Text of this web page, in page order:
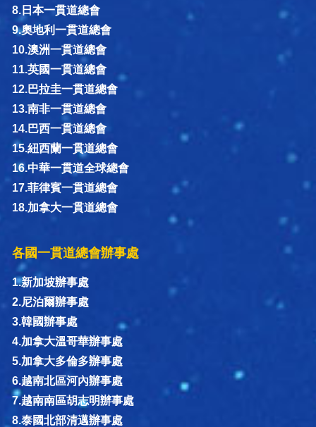
8.日本一貫道總會
9.奧地利一貫道總會
10.澳洲一貫道總會
11.英國一貫道總會
12.巴拉圭一貫道總會
13.南非一貫道總會
14.巴西一貫道總會
15.紐西蘭一貫道總會
16.中華一貫道全球總會
17.菲律賓一貫道總會
18.加拿大一貫道總會
各國一貫道總會辦事處
1.新加坡辦事處
2.尼泊爾辦事處
3.韓國辦事處
4.加拿大溫哥華辦事處
5.加拿大多倫多辦事處
6.越南北區河內辦事處
7.越南南區胡志明辦事處
8.泰國北部清邁辦事處